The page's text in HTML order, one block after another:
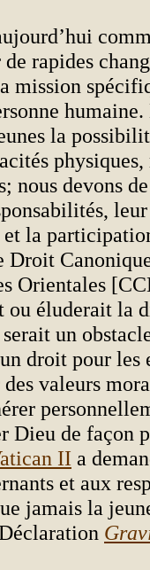
rapides
mission
humaine.
la
nous devons
la
Droit
Orientales
ou éluderait la
un
droit pour les
valeurs
Dieu de façon
II a
et aux
jamais la